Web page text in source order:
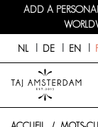
ADD A
NL DE EN